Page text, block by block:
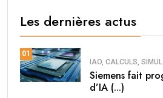
Les dernières actus
01
IAO, CALCULS,
Siemens fait
d’IA (...)